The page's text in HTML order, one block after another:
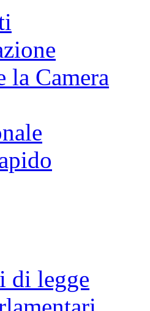
la Camera
di legge